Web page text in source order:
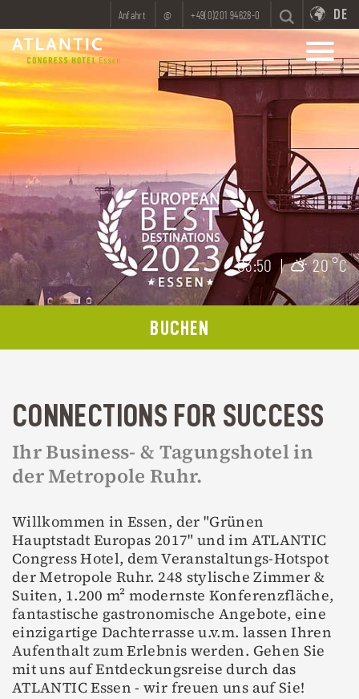
Anfahrt @ +49(0)201 94628-0 DE
03:50 | 20 °C
BUCHEN
CONNECTIONS FOR SUCCESS
Ihr Business- & Tagungshotel in
der Metropole Ruhr.
Willkommen in Essen, der "Grünen
Hauptstadt Europas 2017" und im ATLANTIC
Congress Hotel, dem Veranstaltungs-Hotspot
der Metropole Ruhr. 248 stylische Zimmer &
Suiten, 1.200 m² modernste Konferenzfläche,
fantastische gastronomische Angebote, eine
einzigartige Dachterrasse u.v.m. lassen Ihren
Aufenthalt zum Erlebnis werden. Gehen Sie
mit uns auf Entdeckungsreise durch das
ATLANTIC Essen - wir freuen uns auf Sie!